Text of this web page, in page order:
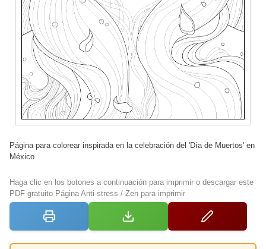
Página para colorear inspirada en la celebración del 'Día de Muertos' en
México
Haga clic en los botones a continuación para imprimir o descargar este
PDF gratuito Página Anti-stress / Zen para imprimir